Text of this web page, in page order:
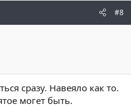
#8
сразу. Навеяло как то.
могет быть.